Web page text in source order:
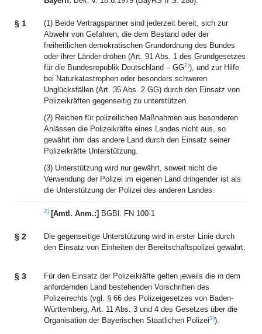
§ 1
(1) Beide Vertragspartner sind jederzeit bereit, sich zur
Abwehr von Gefahren, die dem Bestand oder der
freiheitlichen demokratischen Grundordnung des Bundes
oder ihrer Länder drohen (Art. 91 Abs. 1 des Grundgesetzes
für die Bundesrepublik Deutschland – GG2)), und zur Hilfe
bei Naturkatastrophen oder besonders schweren
Unglücksfällen (Art. 35 Abs. 2 GG) durch den Einsatz von
Polizeikräften gegenseitig zu unterstützen.
(2) Reichen für polizeilichen Maßnahmen aus besonderen
Anlässen die Polizeikräfte eines Landes nicht aus, so
gewährt ihm das andere Land durch den Einsatz seiner
Polizeikräfte Unterstützung.
(3) Unterstützung wird nur gewährt, soweit nicht die
Verwendung der Polizei im eigenen Land dringender ist als
die Unterstützung der Polizei des anderen Landes.
2) [Amtl. Anm.:] BGBl. FN 100-1
§ 2
Die gegenseitige Unterstützung wird in erster Linie durch
den Einsatz von Einheiten der Bereitschaftspolizei gewährt.
§ 3
Für den Einsatz der Polizeikräfte gelten jeweils die in dem
anfordernden Land bestehenden Vorschriften des
Polizeirechts (vgl. § 66 des Polizeigesetzes von Baden-
Württemberg, Art. 11 Abs. 3 und 4 des Gesetzes über die
Organisation der Bayerischen Staatlichen Polizei3)).